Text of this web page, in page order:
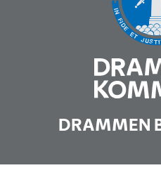
DRAMMEN